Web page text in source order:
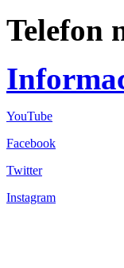
Telefon
YouTube
Facebook
Twitter
Instagram